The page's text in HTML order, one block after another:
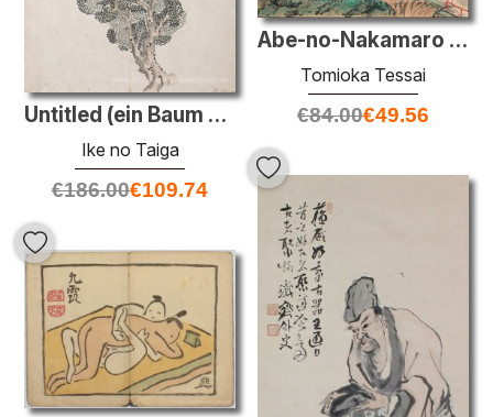
Abe-no-Nakamaro Writing Nostalgic Poem Während Mond-Betrachtung
Tomioka Tessai
€84.00€49.56
Untitled (ein Baum ohne Blätter)
Ike no Taiga
€186.00€109.74